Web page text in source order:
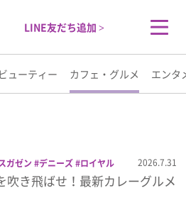
LINE友だち追加 >
ビューティー カフェ・グルメ エンタ
ガゼン デニーズ
ロイヤル
ばな奈s
2026.7.31
吹き飛ばせ！最新カレーグルメ